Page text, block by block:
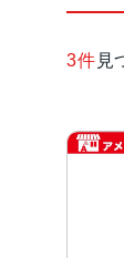
3件 見